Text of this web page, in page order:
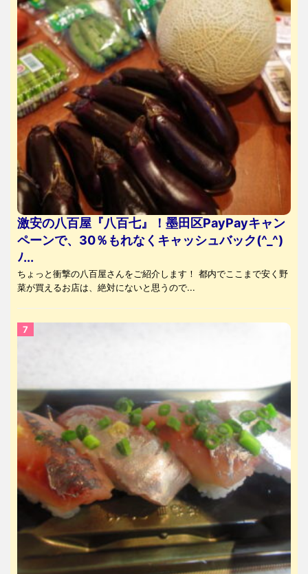
激安の八百屋『八百七』！墨田区PayPayキャン
ペーンで、30％もれなくキャッシュバック(^_^)
ﾉ...
ちょっと衝撃の八百屋さんをご紹介します！ 都内でここまで安く野
菜が買えるお店は、絶対にないと思うので...